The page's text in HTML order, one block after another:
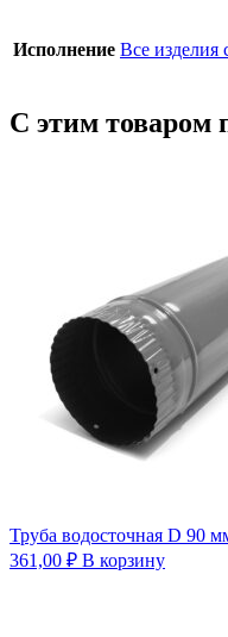
Исполнение Все
С этим товаром
Труба водосточная D 90
361,00 ₽ В корзину